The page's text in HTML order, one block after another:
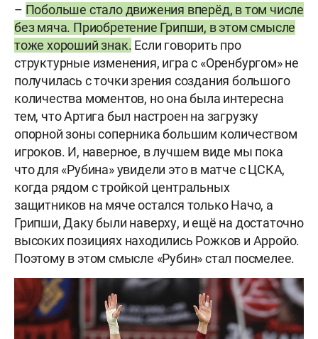
– Побольше стало движения вперёд, в том числе
без мяча. Приобретение Грипши, в этом смысле
тоже хороший знак. Если говорить про
структурные изменения, игра с «Оренбургом» не
получилась с точки зрения создания большого
количества моментов, но она была интересна
тем, что Артига был настроен на загрузку
опорной зоны соперника большим количеством
игроков. И, наверное, в лучшем виде мы пока
что для «Рубина» увидели это в матче с ЦСКА,
когда рядом с тройкой центральных
защитников на мяче остался только Начо, а
Грипши, Даку были наверху, и ещё на достаточно
высоких позициях находились Рожков и Арройо.
Поэтому в этом смысле «Рубин» стал посмелее.